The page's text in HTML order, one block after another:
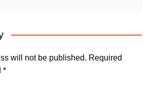
will not be published. Required
*